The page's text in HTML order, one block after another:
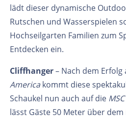
lädt dieser dynamische
Rutschen und Wasserspielen
Hochseilgarten Familien zum
Entdecken ein.
Cliffhanger– Nach dem Erfolg
Americakommt diese
Schaukel nun auch auf die
lässt Gäste 50 Meter über